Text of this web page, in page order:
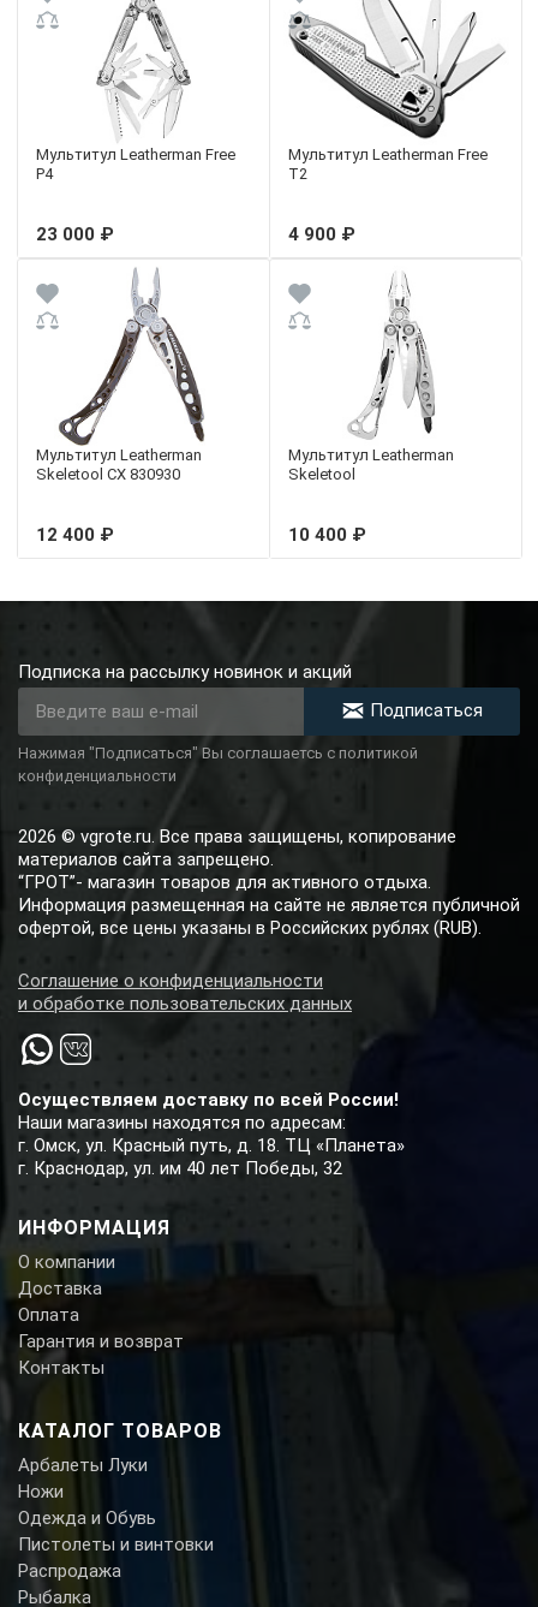
Мультитул Leatherman Free
P4
23 000 ₽
Мультитул Leatherman Free
T2
4 900 ₽
Мультитул Leatherman
Skeletool CX 830930
12 400 ₽
Мультитул Leatherman
Skeletool
10 400 ₽
Осуществляем доставку по всей России!
Наши магазины находятся по адресам:
г. Омск, ул. Красный путь, д. 18. ТЦ «Планета»
г. Краснодар, ул. им 40 лет Победы, 32
ИНФОРМАЦИЯ
О компании
Доставка
Оплата
Гарантия и возврат
Контакты
КАТАЛОГ ТОВАРОВ
Арбалеты Луки
Ножи
Одежда и Обувь
Пистолеты и винтовки
Распродажа
Рыбалка
Подписка на рассылку новинок и акций
Подписаться
Нажимая "Подписаться" Вы соглашаетсь с политикой
конфиденциальности
2026 © vgrote.ru. Все права защищены, копирование
материалов сайта запрещено.
“ГРОТ”- магазин товаров для активного отдыха.
Информация размещенная на сайте не является публичной
офертой, все цены указаны в Российских рублях (RUB).
Соглашение о конфиденциальности
и обработке пользовательских данных